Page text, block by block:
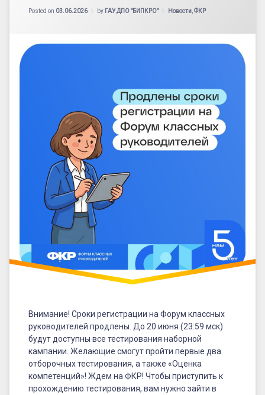
Posted on 03.06.2026 by ГАУ ДПО "БИПКРО" Категории:
Новости ФКР
Внимание! Сроки регистрации на Форум классных
руководителей продлены. До 20 июня (23:59 мск)
будут доступны все тестирования наборной
кампании. Желающие смогут пройти первые два
отборочных тестирования, а также «Оценка
компетенций»! Ждем на ФКР! Чтобы приступить к
прохождению тестирования, вам нужно зайти в